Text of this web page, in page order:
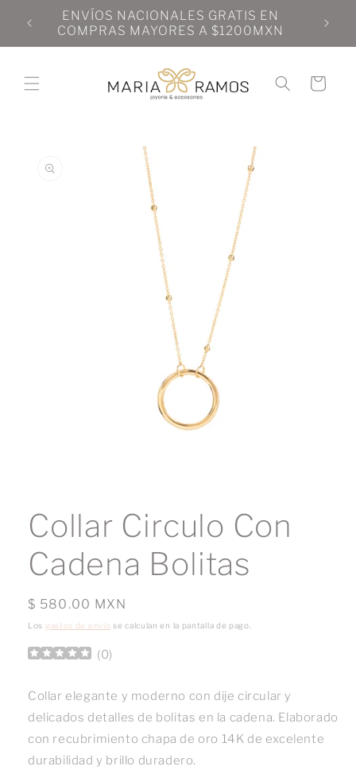
directamente
al contenido
ENVÍOS NACIONALES GRATIS EN
COMPRAS MAYORES A $1200MXN
Carrito
información
1
en
ventana
modal
Collar Circulo Con
Cadena Bolitas
Precio
habitual
$ 580.00 MXN
Los gastos de envío se calculan en la pantalla de pago.
(0)
Collar elegante y moderno con dije circular y
delicados detalles de bolitas en la cadena. Elaborado
con recubrimiento chapa de oro 14K de excelente
durabilidad y brillo duradero.